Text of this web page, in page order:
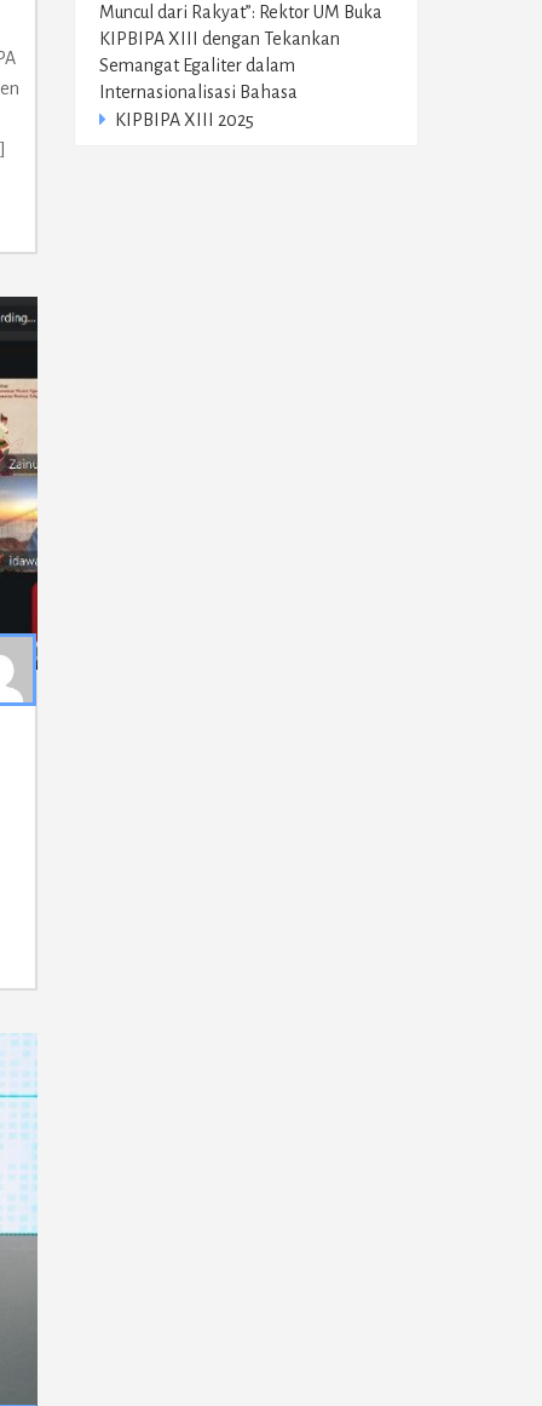
Muncul dari Rakyat”: Rektor UM Buka
KIPBIPA XIII dengan Tekankan
Semangat Egaliter dalam
Internasionalisasi Bahasa
KIPBIPA XIII 2025